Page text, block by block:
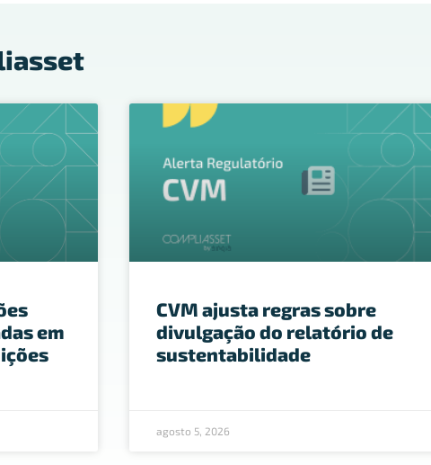
em
CVM ajusta regras sobre
divulgação do relatório de
sustentabilidade
agosto 5, 2026